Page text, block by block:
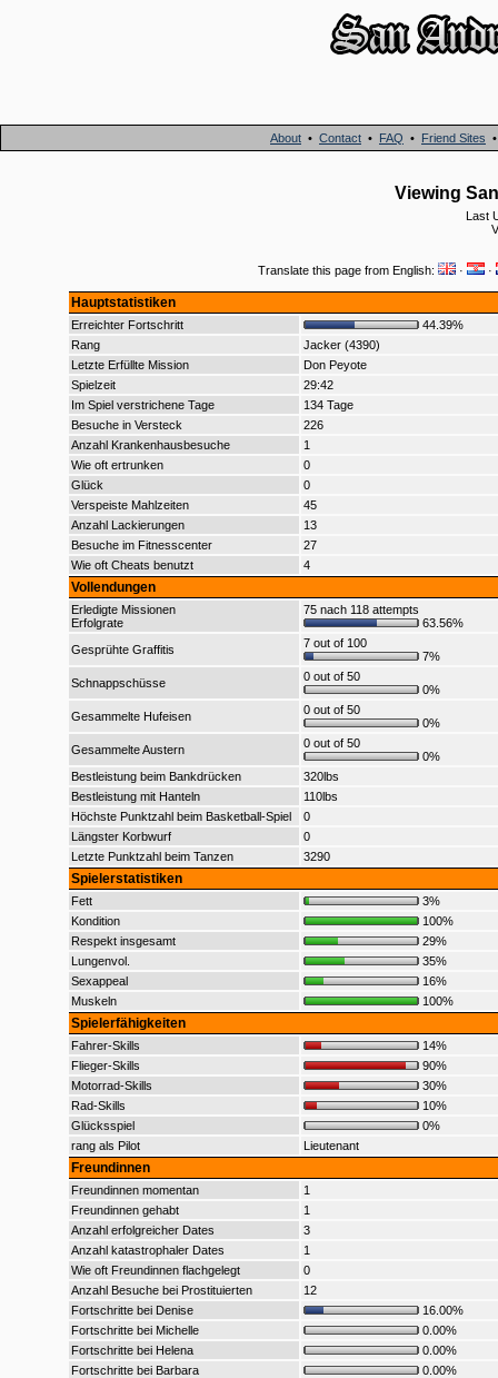
About • Contact • FAQ • Friend Sites
Viewing
Last
Translate this page from English: · ·
Hauptstatistiken
Erreichter Fortschritt
44.39%
Rang
Jacker (4390)
Letzte Erfüllte Mission
Don Peyote
Spielzeit
29:42
Im Spiel verstrichene Tage
134 Tage
Besuche in Versteck
226
Anzahl Krankenhausbesuche
1
Wie oft ertrunken
0
Glück
0
Verspeiste Mahlzeiten
45
Anzahl Lackierungen
13
Besuche im Fitnesscenter
27
Wie oft Cheats benutzt
4
Vollendungen
Erledigte Missionen
Erfolgrate
75 nach 118 attempts
63.56%
Gesprühte Graffitis
7 out of 100
7%
Schnappschüsse
0 out of 50
0%
Gesammelte Hufeisen
0 out of 50
0%
Gesammelte Austern
0 out of 50
0%
Bestleistung beim Bankdrücken
320lbs
Bestleistung mit Hanteln
110lbs
Höchste Punktzahl beim Basketball-Spiel
0
Längster Korbwurf
0
Letzte Punktzahl beim Tanzen
3290
Spielerstatistiken
Fett
3%
Kondition
100%
Respekt insgesamt
29%
Lungenvol.
35%
Sexappeal
16%
Muskeln
100%
Spielerfähigkeiten
Fahrer-Skills
14%
Flieger-Skills
90%
Motorrad-Skills
30%
Rad-Skills
10%
Glücksspiel
0%
rang als Pilot
Lieutenant
Freundinnen
Freundinnen momentan
1
Freundinnen gehabt
1
Anzahl erfolgreicher Dates
3
Anzahl katastrophaler Dates
1
Wie oft Freundinnen flachgelegt
0
Anzahl Besuche bei Prostituierten
12
Fortschritte bei Denise
16.00%
Fortschritte bei Michelle
0.00%
Fortschritte bei Helena
0.00%
Fortschritte bei Barbara
0.00%